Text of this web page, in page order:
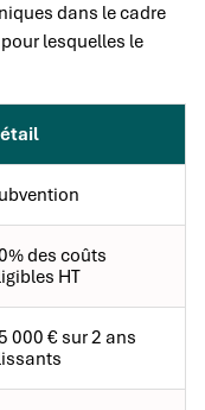
dans le cadre
lesquelles le
des coûts
HT
000 € sur 2 ans